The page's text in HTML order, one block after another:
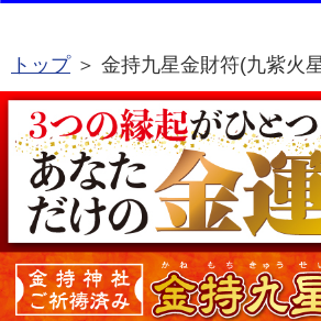
トップ＞ 金持九星金財符(九紫火